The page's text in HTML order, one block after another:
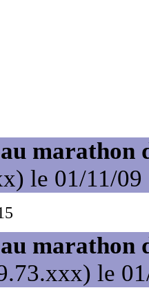
marathon
le 01/11/09
marathon
le